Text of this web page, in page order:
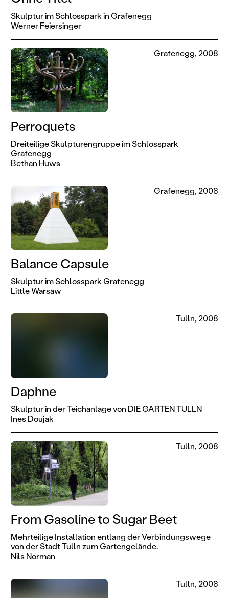
Skulptur im Schlosspark in Grafenegg
Werner Feiersinger
Perroquets
Dreiteilige Skulpturengruppe im Schlosspark
Grafenegg
Bethan Huws
Grafenegg, 2008
Balance Capsule
Skulptur im Schlosspark Grafenegg
Little Warsaw
Grafenegg, 2008
Daphne
Skulptur in der Teichanlage von DIE GARTEN TULLN
Ines Doujak
Tulln, 2008
From Gasoline to Sugar Beet
Mehrteilige Installation entlang der Verbindungswege
von der Stadt Tulln zum Gartengelände.
Nils Norman
Tulln, 2008
Tulln, 2008